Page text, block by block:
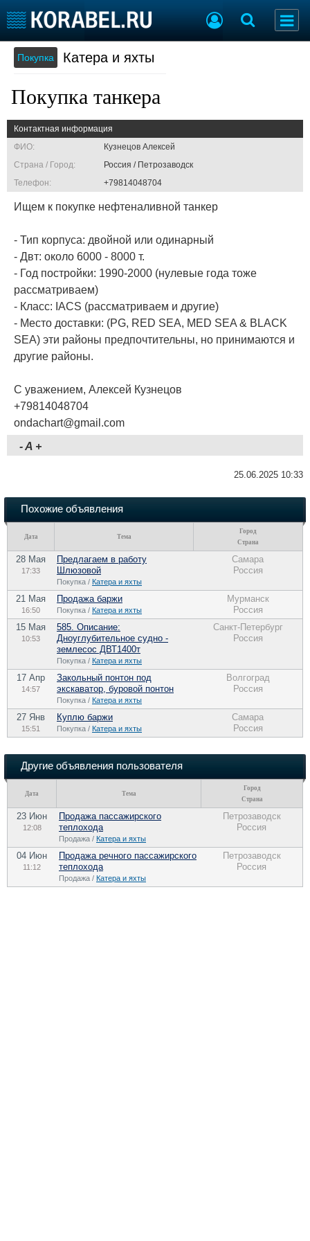
Судостроение
Новости
Репутация
Работа
Крюинг
Журнал
Торговая площадка
Продажа флота
Материалы
Услуги
Конференции
Выставки и семинары
Личности
Словарь
Флот
Форум
Все службы
Покупка Катера и яхты
Покупка танкера
Контактная информация
ФИО:
Кузнецов Алексей
Страна / Город:
Россия / Петрозаводск
Телефон:
+79814048704
Ищем к покупке нефтеналивной танкер
- Тип корпуса: двойной или одинарный
- Двт: около 6000 - 8000 т.
- Год постройки: 1990-2000 (нулевые года тоже
рассматриваем)
- Класс: IACS (рассматриваем и другие)
- Место доставки: (PG, RED SEA, MED SEA & BLACK
SEA) эти районы предпочтительны, но принимаются и
другие районы.
С уважением, Алексей Кузнецов
+79814048704
ondachart@gmail.com
-A +
25.06.2025 10:33
Похожие объявления
Дата Тема
Город
Страна
28 Мая
17:33
Предлагаем в работу
Шлюзовой
Покупка / Катера и яхты
Самара
Россия
21 Мая
16:50
Продажа баржи
Покупка / Катера и яхты
Мурманск
Россия
15 Мая
10:53
585. Описание:
Дноуглубительное судно -
землесос ДВТ1400т
Покупка / Катера и яхты
Санкт-Петербург
Россия
17 Апр
14:57
Закольный понтон под
экскаватор, буровой понтон
Покупка / Катера и яхты
Волгоград
Россия
27 Янв
15:51
Куплю баржи
Покупка / Катера и яхты
Самара
Россия
Другие объявления пользователя
Дата Тема
Город
Страна
23 Июн
12:08
Продажа пассажирского
теплохода
Продажа / Катера и яхты
Петрозаводск
Россия
04 Июн
11:12
Продажа речного пассажирского
теплохода
Продажа / Катера и яхты
Петрозаводск
Россия